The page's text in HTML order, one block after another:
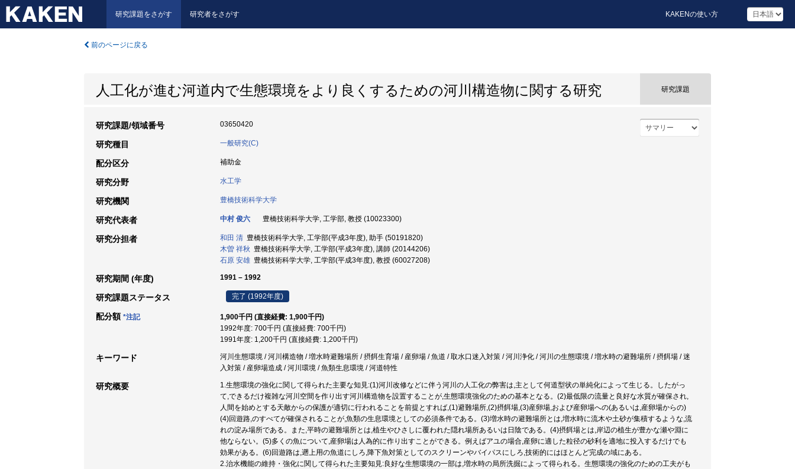
研究課題をさがす 研究者をさがす KAKENの使い方
前のページに戻る
人工化が進む河道内で生態環境をより良くするための河川構造物に関する研究 研究課題
研究課題/領域番号 03650420
研究種目 一般研究(C)
配分区分 補助金
研究分野 水工学
研究機関 豊橋技術科学大学
研究代表者 中村 俊六 豊橋技術科学大学, 工学部, 教授 (10023300)
研究分担者 和田 清 豊橋技術科学大学, 工学部(平成3年度), 助手 (50191820)
木曽 祥秋 豊橋技術科学大学, 工学部(平成3年度), 講師 (20144206)
石原 安雄 豊橋技術科学大学, 工学部(平成3年度), 教授 (60027208)
研究期間 (年度) 1991 – 1992
研究課題ステータス 完了 (1992年度)
配分額 *注記
1,900千円 (直接経費: 1,900千円)
1992年度: 700千円 (直接経費: 700千円)
1991年度: 1,200千円 (直接経費: 1,200千円)
キーワード
河川生態環境 / 河川構造物 / 増水時避難場所 / 摂餌生育場 / 産卵場 / 魚道 / 取水口迷入対策 / 河川浄化 / 河川の生態環境 / 増水時の避難場所 / 摂餌場 / 迷
入対策 / 産卵場造成 / 河川環境 / 魚類生息環境 / 河道特性
研究概要
1.生態環境の強化に関して得られた主要な知見:(1)河川改修などに伴う河川の人工化の弊害は,主として何道型状の単純化によって生じる。したがっ
て,できるだけ複雑な河川空間を作り出す河川構造物を設置することが,生態環境強化のための基本となる。(2)最低限の流量と良好な水質が確保され,
人間を始めとする天敵からの保護が適切に行われることを前提とすれば,(1)避難場所,(2)摂餌場,(3)産卵場,および産卵場への(あるいは,産卵場からの)
(4)回遊路,のすべてが確保されることが,魚類の生息環境としての必須条件である。(3)増水時の避難場所とは,増水時に流木や土砂が集積するような,流
れの淀み場所である。また,平時の避難場所とは,植生やひさしに覆われた隠れ場所あるいは日陰である。(4)摂餌場とは,岸辺の植生が豊かな瀬や淵に
他ならない。(5)多くの魚について,産卵場は人為的に作り出すことができる。例えばアユの場合,産卵に適した粒径の砂利を適地に投入するだけでも
効果がある。(6)回遊路は,遡上用の魚道にしろ,降下魚対策としてのスクリーンやバイパスにしろ,技術的にはほとんど完成の域にある。
2.治水機能の維持・強化に関して得られた主要知見:良好な生態環境の一部は,増水時の局所洗掘によって得られる。生態環境の強化のための工夫がも